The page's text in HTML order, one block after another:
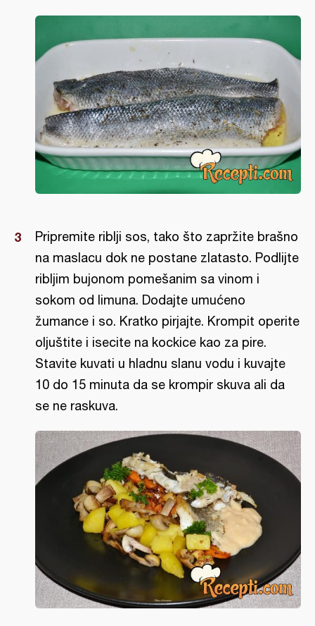
Pripremite riblji sos, tako što zapržite brašno
na maslacu dok ne postane zlatasto. Podlijte
ribljim bujonom pomešanim sa vinom i
sokom od limuna. Dodajte umućeno
žumance i so. Kratko pirjajte. Krompit operite
oljuštite i isecite na kockice kao za pire.
Stavite kuvati u hladnu slanu vodu i kuvajte
10 do 15 minuta da se krompir skuva ali da
se ne raskuva.